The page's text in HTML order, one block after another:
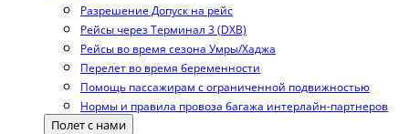
Разрешение Допуск на рейс
Рейсы через Терминал 3 (DXB)
Рейсы во время сезона Умры/Хаджа
Перелет во время беременности
Помощь пассажирам с ограниченной подвижностью
Нормы и правила провоза багажа интерлайн-партнеров
Полет с нами